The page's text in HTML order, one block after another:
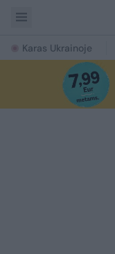
Karas Ukrainoje